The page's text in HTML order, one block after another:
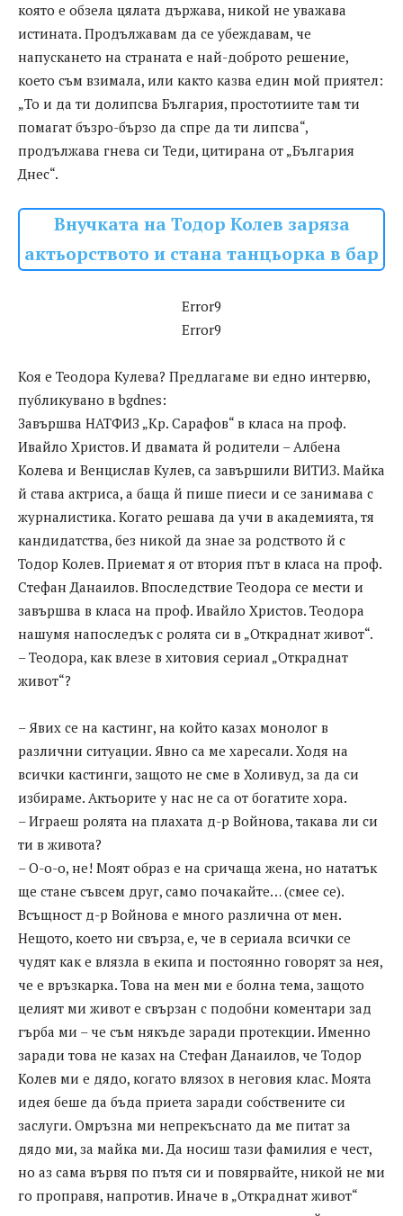
която е обзела цялата държава, никой не уважава
истината. Продължавам да се убеждавам, че
напускането на страната е най-доброто решение,
което съм взимала, или както казва един мой приятел:
„То и да ти долипсва България, простотиите там ти
помагат бъзро-бързо да спре да ти липсва“,
продължава гнева си Теди, цитирана от „България
Днес“.
Внучката на Тодор Колев заряза
актьорството и стана танцьорка в бар
Error9
Error9
Коя е Теодора Кулева? Предлагаме ви едно интервю,
публикувано в bgdnes:
Завършва НАТФИЗ „Кр. Сарафов“ в класа на проф.
Ивайло Христов. И двамата й родители – Албена
Колева и Венцислав Кулев, са завършили ВИТИЗ. Майка
й става актриса, а баща й пише пиеси и се занимава с
журналистика. Когато решава да учи в академията, тя
кандидатства, без никой да знае за родството й с
Тодор Колев. Приемат я от втория път в класа на проф.
Стефан Данаилов. Впоследствие Теодора се мести и
завършва в класа на проф. Ивайло Христов. Теодора
нашумя напоследък с ролята си в „Откраднат живот“.
– Теодора, как влезе в хитовия сериал „Откраднат
живот“?
– Явих се на кастинг, на който казах монолог в
различни ситуации. Явно са ме харесали. Ходя на
всички кастинги, защото не сме в Холивуд, за да си
избираме. Актьорите у нас не са от богатите хора.
– Играеш ролята на плахата д-р Войнова, такава ли си
ти в живота?
– О-о-о, не! Моят образ е на сричаща жена, но нататък
ще стане съвсем друг, само почакайте… (смее се).
Всъщност д-р Войнова е много различна от мен.
Нещото, което ни свърза, е, че в сериала всички се
чудят как е влязла в екипа и постоянно говорят за нея,
че е връзкарка. Това на мен ми е болна тема, защото
целият ми живот е свързан с подобни коментари зад
гърба ми – че съм някъде заради протекции. Именно
заради това не казах на Стефан Данаилов, че Тодор
Колев ми е дядо, когато влязох в неговия клас. Моята
идея беше да бъда приета заради собствените си
заслуги. Омръзна ми непрекъснато да ме питат за
дядо ми, за майка ми. Да носиш тази фамилия е чест,
но аз сама вървя по пътя си и повярвайте, никой не ми
го проправя, напротив. Иначе в „Откраднат живот“